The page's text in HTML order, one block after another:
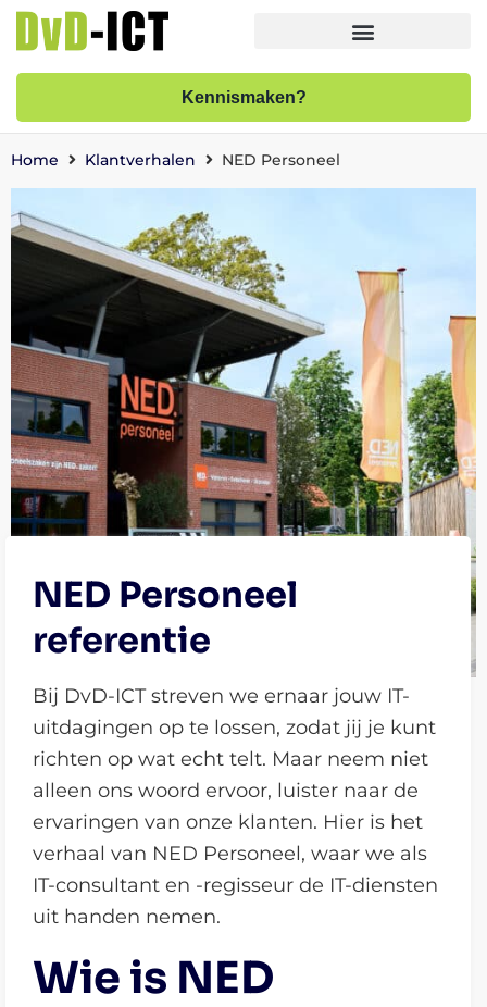
Kennismaken?
Home Klantverhalen NED Personeel
NED Personeel
referentie
Bij DvD-ICT streven we ernaar jouw IT-
uitdagingen op te lossen, zodat jij je kunt
richten op wat echt telt. Maar neem niet
alleen ons woord ervoor, luister naar de
ervaringen van onze klanten. Hier is het
verhaal van NED Personeel, waar we als
IT-consultant en -regisseur de IT-diensten
uit handen nemen.
Wie is NED